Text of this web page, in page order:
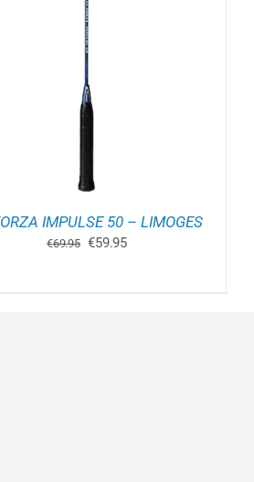
IMPULSE 50 – LIMOGES
€69.95 Oorspronkelijke
€59.95Huidige